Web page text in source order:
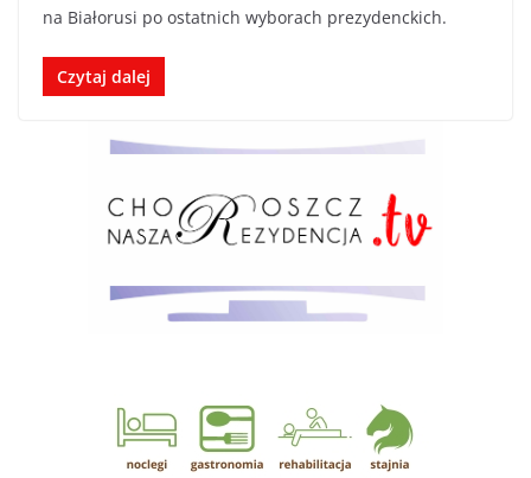
na Białorusi po ostatnich wyborach prezydenckich.
Czytaj dalej